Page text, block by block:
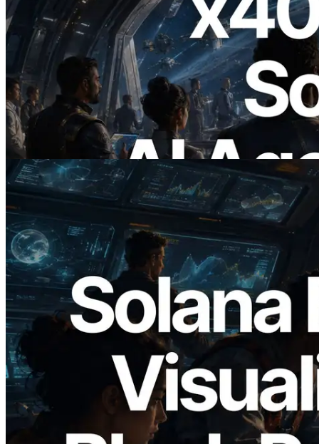
2026.07.04
ERPC запускает Solana RPC с
поддержкой x402 — Эпоха, в которой
AI-агенты платят за нужные API по
требованию
Читать статью
2026.05.24
Validators Solutions запускает Solana
Block Analyzer — визуализация
времени генерации блоков и
назначенных валидаторов на уровне
слотов